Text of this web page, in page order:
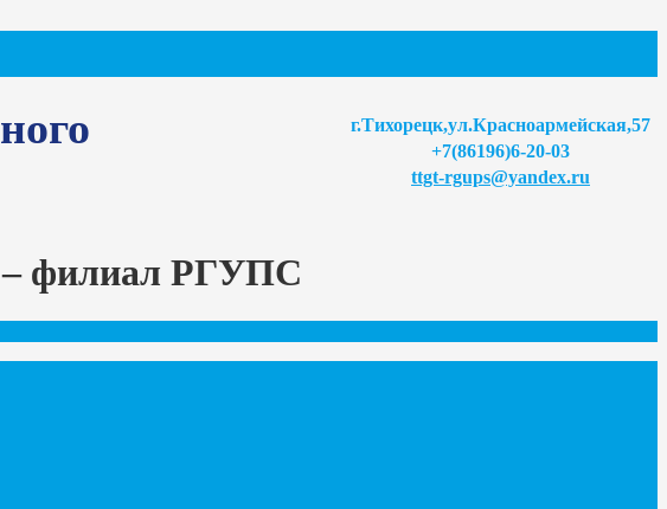
г.Тихорецк,ул.Красноармейская,57
+7(86196)6-20-03
ttgt-rgups@yandex.ru
– филиал РГУПС